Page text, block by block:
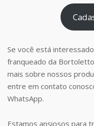
Se você está
franqueado da
mais sobre nossos
entre em contato
WhatsApp.
Estamos ansiosos para